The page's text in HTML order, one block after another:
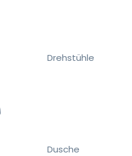
Drehstühle
Dusche